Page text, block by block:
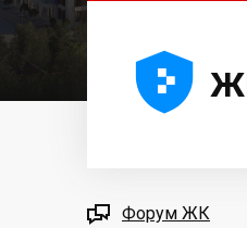





 Форум ЖК